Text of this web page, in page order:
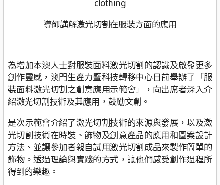
導師講解激光切割在服裝方面的應用
為增加本澳人士對服裝面料激光切割的認識及啟發更多
創作靈感，澳門生產力暨科技轉移中心日前舉辦了「服
裝面料激光切割之創意應用示範會」，向出席者深入介
紹激光切割技術及其應用，鼓勵文創。
是次示範會介紹了激光切割技術的來源與發展，以及激
光切割技術在時裝、飾物及創意產品的應用和圖案設計
方法、並讓參加者親自試用激光切割成品來製作簡單的
飾物。透過理論與實踐的方式，讓他們感受創作過程所
得到的樂趣。